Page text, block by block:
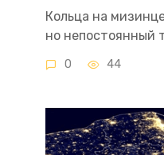
Кольца на
но непостоянный
0 44